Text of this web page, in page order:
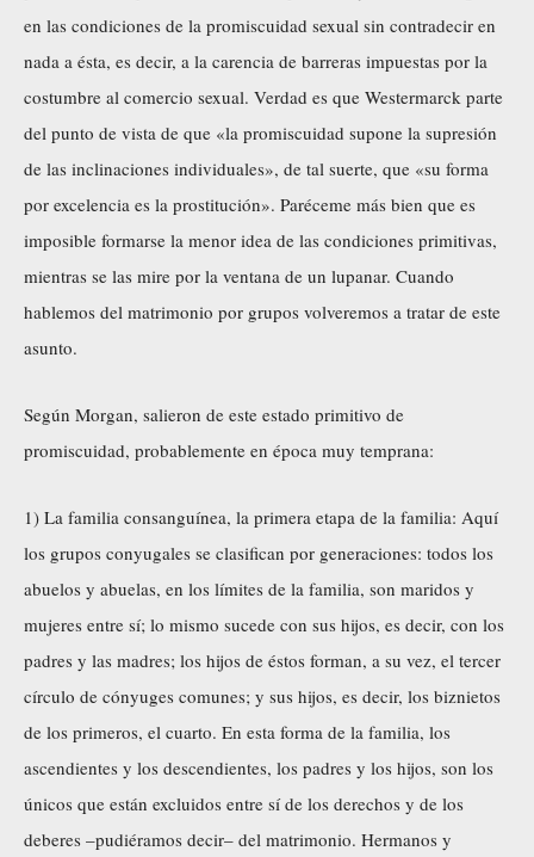
en las condiciones de la promiscuidad sexual sin contradecir en
nada a ésta, es decir, a la carencia de barreras impuestas por la
costumbre al comercio sexual. Verdad es que Westermarck parte
del punto de vista de que «la promiscuidad supone la supresión
de las inclinaciones individuales», de tal suerte, que «su forma
por excelencia es la prostitución». Paréceme más bien que es
imposible formarse la menor idea de las condiciones primitivas,
mientras se las mire por la ventana de un lupanar. Cuando
hablemos del matrimonio por grupos volveremos a tratar de este
asunto.
Según Morgan, salieron de este estado primitivo de
promiscuidad, probablemente en época muy temprana:
1) La familia consanguínea, la primera etapa de la familia: Aquí
los grupos conyugales se clasifican por generaciones: todos los
abuelos y abuelas, en los límites de la familia, son maridos y
mujeres entre sí; lo mismo sucede con sus hijos, es decir, con los
padres y las madres; los hijos de éstos forman, a su vez, el tercer
círculo de cónyuges comunes; y sus hijos, es decir, los biznietos
de los primeros, el cuarto. En esta forma de la familia, los
ascendientes y los descendientes, los padres y los hijos, son los
únicos que están excluidos entre sí de los derechos y de los
deberes –pudiéramos decir– del matrimonio. Hermanos y